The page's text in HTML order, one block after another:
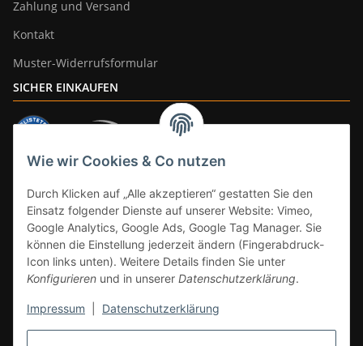
Wie wir Cookies & Co nutzen
Durch Klicken auf „Alle akzeptieren“ gestatten Sie den
Einsatz folgender Dienste auf unserer Website: Vimeo,
Google Analytics, Google Ads, Google Tag Manager. Sie
können die Einstellung jederzeit ändern (Fingerabdruck-
Icon links unten). Weitere Details finden Sie unter
Konfigurieren und in unserer Datenschutzerklärung.
Impressum Datenschutzerklärung
Zahlung und Versand
Kontakt
Muster-Widerrufsformular
SICHER EINKAUFEN